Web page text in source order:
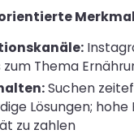
Thema
Suchen
Lösungen;
zu zahlen